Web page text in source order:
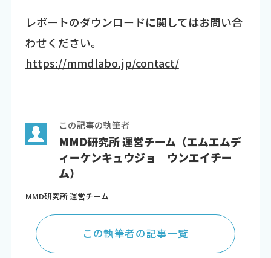
レポートのダウンロードに関してはお問い合
わせください。
https://mmdlabo.jp/contact/
この記事の執筆者
MMD研究所 運営チーム（エムエムデ
ィーケンキュウジョ ウンエイチー
ム）
MMD研究所 運営チーム
この執筆者の記事一覧